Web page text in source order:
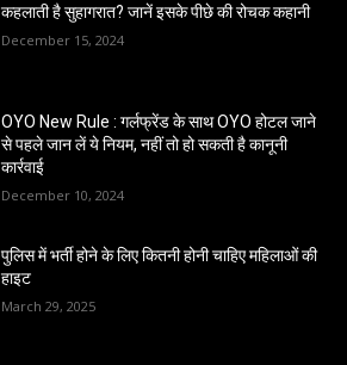
कहलाती है सुहागरात? जानें इसके पीछे की रोचक कहानी
December 15, 2024
OYO New Rule : गर्लफ्रेंड के साथ OYO होटल जाने
से पहले जान लें ये नियम, नहीं तो हो सकती है कानूनी
कार्रवाई
December 10, 2024
पुलिस में भर्ती होने के लिए कितनी होनी चाहिए महिलाओं की
हाइट
March 29, 2025